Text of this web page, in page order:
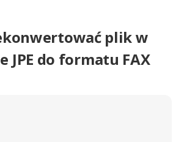
plik w
JPE do formatu FAX